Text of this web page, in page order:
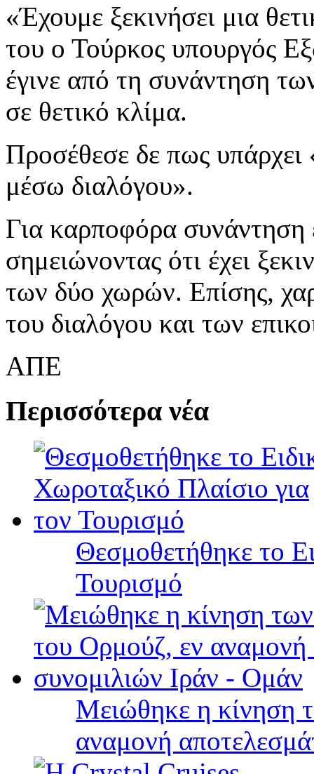
«Έχουμε ξεκινήσει μια
του ο Τούρκος υπουργός
έγινε από τη συνάντηση
σε θετικό κλίμα.
Προσέθεσε δε πως
μέσω διαλόγου».
Για καρποφόρα
σημειώνοντας ότι έχει
των δύο χωρών. Επίσης,
του διαλόγου και των
ΑΠΕ
Περισσότερα νέα
Θεσμοθετήθηκε το
Τουρισμό
Μειώθηκε η κίνηση
αναμονή